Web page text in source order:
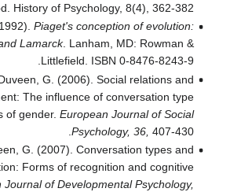
History of Psychology, 8(4), 362-382.
Piaget's conception of evolution:
Lamarck. Lanham, MD: Rowman &
Littlefield. ISBN 0-8476-8243-9.
G. (2006). Social relations and
The influence of conversation type
of gender. European Journal of Social
Psychology, 36, 407-430.
G. (2007). Conversation types and
Forms of recognition and cognitive
Journal of Developmental Psychology,